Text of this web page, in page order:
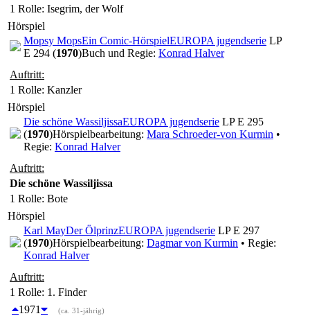
1 Rolle: Isegrim, der Wolf
Hörspiel
Mopsy MopsEin Comic-HörspielEUROPA jugendserie LP
E 294 (1970)Buch und Regie: Konrad Halver
Auftritt:
1 Rolle: Kanzler
Hörspiel
Die schöne WassiljissaEUROPA jugendserie LP E 295
(1970)Hörspielbearbeitung: Mara Schroeder-von Kurmin •
Regie: Konrad Halver
Auftritt:
Die schöne Wassiljissa
1 Rolle: Bote
Hörspiel
Karl MayDer ÖlprinzEUROPA jugendserie LP E 297
(1970)Hörspielbearbeitung: Dagmar von Kurmin • Regie:
Konrad Halver
Auftritt:
1 Rolle: 1. Finder
1971
(ca. 31-jährig)